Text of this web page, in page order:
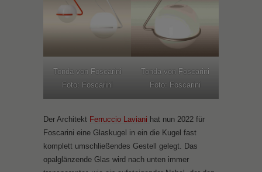
Tonda von Foscarini
Foto: Foscarini
Tonda von Foscarini
Foto: Foscarini
Der Architekt Ferruccio Laviani hat nun 2022 für
Foscarini eine Glaskugel in ein die Kugel fast
komplett umschließendes Gestell gelegt. Das
opalglänzende Glas wird nach unten immer